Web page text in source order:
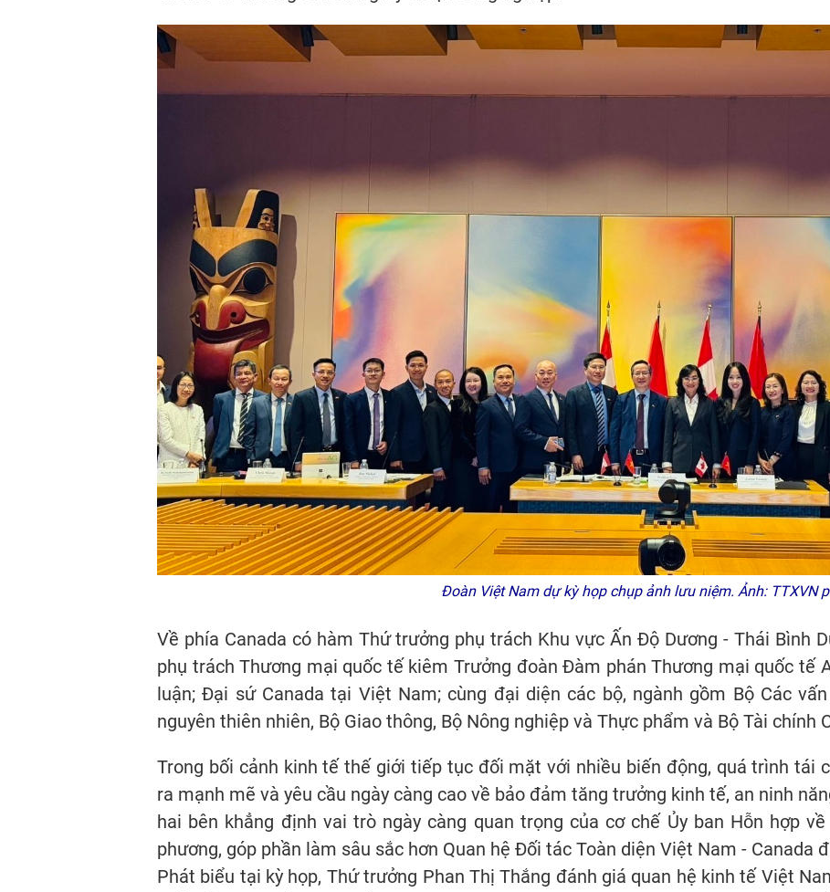
Đoàn Việt Nam dự kỳ họp chụp ảnh lưu niệm. Ảnh: TTXVN
Về phía Canada có hàm Thứ trưởng phụ trách Khu vực Ấn Độ Dương - Thái Bình
phụ trách Thương mại quốc tế kiêm Trưởng đoàn Đàm phán Thương mại quốc tế
luận; Đại sứ Canada tại Việt Nam; cùng đại diện các bộ, ngành gồm Bộ Các
nguyên thiên nhiên, Bộ Giao thông, Bộ Nông nghiệp và Thực phẩm và Bộ Tài chính
Trong bối cảnh kinh tế thế giới tiếp tục đối mặt với nhiều biến động, quá trình tái
ra mạnh mẽ và yêu cầu ngày càng cao về bảo đảm tăng trưởng kinh tế, an ninh
hai bên khẳng định vai trò ngày càng quan trọng của cơ chế Ủy ban Hỗn hợp
phương, góp phần làm sâu sắc hơn Quan hệ Đối tác Toàn diện Việt Nam - Canada
Phát biểu tại kỳ họp, Thứ trưởng Phan Thị Thắng đánh giá quan hệ kinh tế Việt